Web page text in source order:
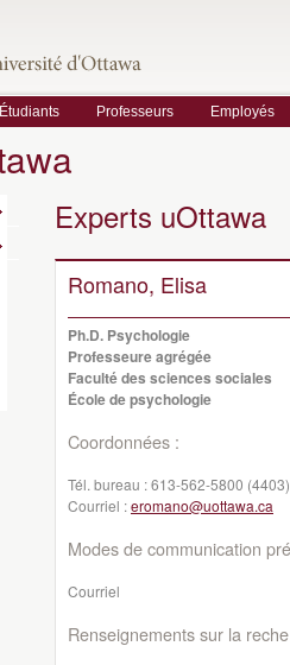
Étudiants Professeurs Employés
Experts uOttawa
Romano, Elisa
Ph.D. Psychologie
Professeure agrégée
Faculté des sciences sociales
École de psychologie
Coordonnées :
Tél. bureau :613-562-5800 (4403)
Courriel :eromano@uottawa.ca
Modes de communication
Courriel
Renseignements sur la